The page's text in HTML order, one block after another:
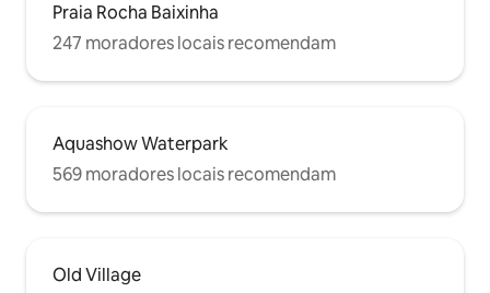
Praia Rocha Baixinha
247 moradores locais recomendam
Aquashow Waterpark
569 moradores locais recomendam
Old Village